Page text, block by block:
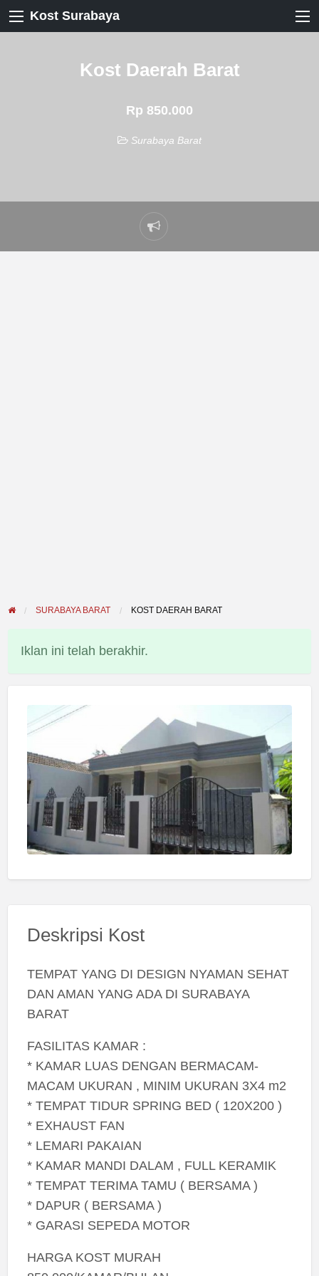
Kost Surabaya
Kost Daerah Barat
Rp 850.000
Surabaya Barat
Laporkan
masalah
SURABAYA BARAT KOST DAERAH BARAT
Iklan ini telah berakhir.
Deskripsi Kost
TEMPAT YANG DI DESIGN NYAMAN SEHAT
DAN AMAN YANG ADA DI SURABAYA
BARAT
FASILITAS KAMAR :
* KAMAR LUAS DENGAN BERMACAM-
MACAM UKURAN , MINIM UKURAN 3X4 m2
* TEMPAT TIDUR SPRING BED ( 120X200 )
* EXHAUST FAN
* LEMARI PAKAIAN
* KAMAR MANDI DALAM , FULL KERAMIK
* TEMPAT TERIMA TAMU ( BERSAMA )
* DAPUR ( BERSAMA )
* GARASI SEPEDA MOTOR
HARGA KOST MURAH